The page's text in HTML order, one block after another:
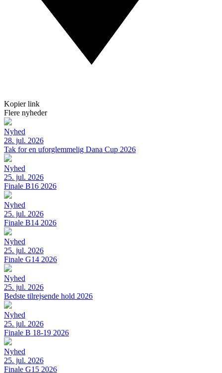
Kopier link
Flere nyheder
Nyhed
28. jul. 2026
Tak for en uforglemmelig Dana Cup 2026
Nyhed
25. jul. 2026
Finale B16 2026
Nyhed
25. jul. 2026
Finale B14 2026
Nyhed
25. jul. 2026
Finale G14 2026
Nyhed
25. jul. 2026
Bedste tilrejsende hold 2026
Nyhed
25. jul. 2026
Finale B 18-19 2026
Nyhed
25. jul. 2026
Finale G15 2026